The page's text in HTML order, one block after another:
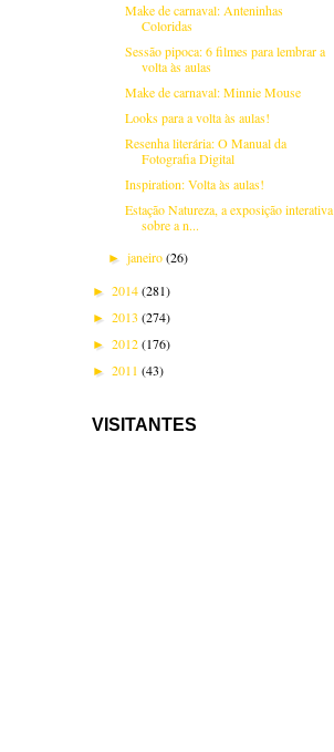
Make de carnaval: Anteninhas
Coloridas
Sessão pipoca: 6 filmes para lembrar a
volta às aulas
Make de carnaval: Minnie Mouse
Looks para a volta às aulas!
Resenha literária: O Manual da
Fotografia Digital
Inspiration: Volta às aulas!
Estação Natureza, a exposição interativa
sobre a n...
►janeiro(26)
► 2014(281)
► 2013 (274)
► 2012(176)
► 2011 (43)
VISITANTES